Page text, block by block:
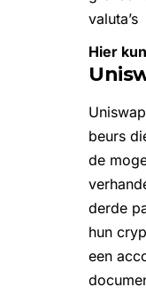
valuta’s
Hier
Uniswap
beurs
de
derde
hun
een